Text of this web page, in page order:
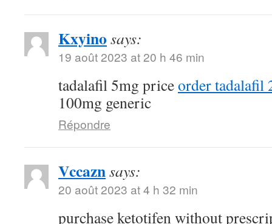
Kxyino says:
19 août 2023 at 20 h 46 min
tadalafil 5mg priceorder tadalafil
100mg generic
Répondre
Vccaznsays:
20 août 2023 at 4 h 32 min
purchase ketotifen without